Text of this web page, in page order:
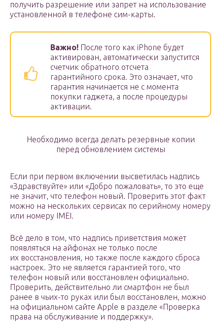
получить разрешение или запрет на использование
установленной в телефоне сим-карты.
Важно! После того как iPhone будет
активирован, автоматически запустится
счетчик обратного отсчета
гарантийного срока. Это означает, что
гарантия начинается не с момента
покупки гаджета, а после процедуры
активации.
Необходимо всегда делать резервные копии
перед обновлением системы
Если при первом включении высветилась надпись
«Здравствуйте» или «Добро пожаловать», то это еще
не значит, что телефон новый. Проверить этот факт
можно на нескольких сервисах по серийному номеру
или номеру IMEI.
Всё дело в том, что надпись приветствия может
появляться на айфонах не только после
их восстановления, но также после каждого сброса
настроек. Это не является гарантией того, что
телефон новый или восстановлен официально.
Проверить, действительно ли смартфон не был
ранее в чьих-то руках или был восстановлен, можно
на официальном сайте Apple в разделе «Проверка
права на обслуживание и поддержку».